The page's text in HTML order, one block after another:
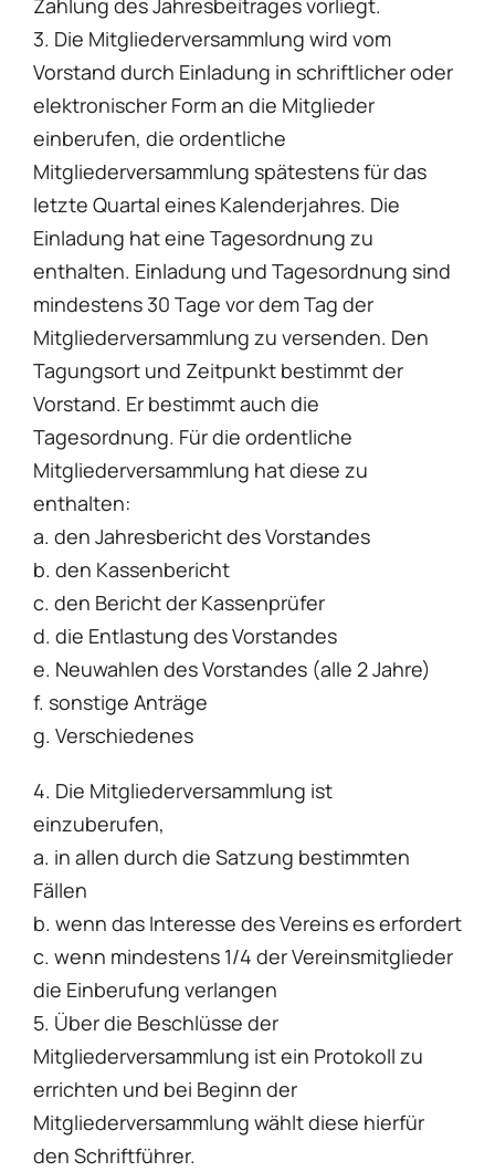
Zahlung des Jahresbeitrages vorliegt.
3. Die Mitgliederversammlung wird vom
Vorstand durch Einladung in schriftlicher oder
elektronischer Form an die Mitglieder
einberufen, die ordentliche
Mitgliederversammlung spätestens für das
letzte Quartal eines Kalenderjahres. Die
Einladung hat eine Tagesordnung zu
enthalten. Einladung und Tagesordnung sind
mindestens 30 Tage vor dem Tag der
Mitgliederversammlung zu versenden. Den
Tagungsort und Zeitpunkt bestimmt der
Vorstand. Er bestimmt auch die
Tagesordnung. Für die ordentliche
Mitgliederversammlung hat diese zu
enthalten:
a. den Jahresbericht des Vorstandes
b. den Kassenbericht
c. den Bericht der Kassenprüfer
d. die Entlastung des Vorstandes
e. Neuwahlen des Vorstandes (alle 2 Jahre)
f. sonstige Anträge
g. Verschiedenes
4. Die Mitgliederversammlung ist
einzuberufen,
a. in allen durch die Satzung bestimmten
Fällen
b. wenn das Interesse des Vereins es erfordert
c. wenn mindestens 1/4 der Vereinsmitglieder
die Einberufung verlangen
5. Über die Beschlüsse der
Mitgliederversammlung ist ein Protokoll zu
errichten und bei Beginn der
Mitgliederversammlung wählt diese hierfür
den Schriftführer.